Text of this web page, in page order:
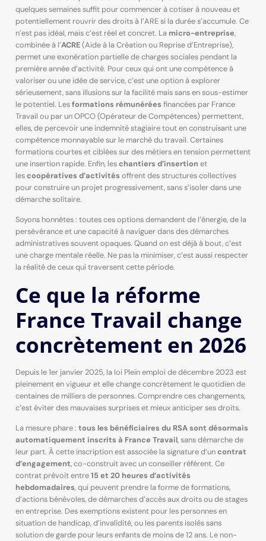
quelques semaines suffit pour commencer à cotiser à nouveau et
potentiellement rouvrir des droits à l’ARE si la durée s’accumule. Ce
n’est pas idéal, mais c’est réel et concret. La micro-entreprise,
combinée à l’ACRE(Aide à la Création ou Reprise d’Entreprise),
permet une exonération partielle de charges sociales pendant la
première année d’activité. Pour ceux qui ont une compétence à
valoriser ou une idée de service, c’est une option à explorer
sérieusement, sans illusions sur la facilité mais sans en sous-estimer
le potentiel. Lesformations rémunérées financées par France
Travail ou par un OPCO (Opérateur de Compétences) permettent,
elles, de percevoir une indemnité stagiaire tout en construisant une
compétence monnayable sur le marché du travail. Certaines
formations courtes et ciblées sur des métiers en tension permettent
une insertion rapide. Enfin, leschantiers d’insertion et
lescoopératives d’activités offrent des structures collectives
pour construire un projet progressivement, sans s’isoler dans une
démarche solitaire.
Soyons honnêtes : toutes ces options demandent de l’énergie, de la
persévérance et une capacité à naviguer dans des démarches
administratives souvent opaques. Quand on est déjà à bout, c’est
une charge mentale réelle. Ne pas la minimiser, c’est aussi respecter
la réalité de ceux qui traversent cette période.
Ce que la réforme
France Travail change
concrètement en 2026
Depuis le 1er janvier 2025, la loi Plein emploi de décembre 2023 est
pleinement en vigueur et elle change concrètement le quotidien de
centaines de milliers de personnes. Comprendre ces changements,
c’est éviter des mauvaises surprises et mieux anticiper ses droits.
La mesure phare : tous les bénéficiaires du RSA sont désormais
automatiquement inscrits à France Travail, sans démarche de
leur part. À cette inscription est associée la signature d’uncontrat
d’engagement, co-construit avec un conseiller référent. Ce
contrat prévoit entre15 et 20 heures d’activités
hebdomadaires, qui peuvent prendre la forme de formations,
d’actions bénévoles, de démarches d’accès aux droits ou de stages
en entreprise. Des exemptions existent pour les personnes en
situation de handicap, d’invalidité, ou les parents isolés sans
solution de garde pour leurs enfants de moins de 12 ans. Le non-